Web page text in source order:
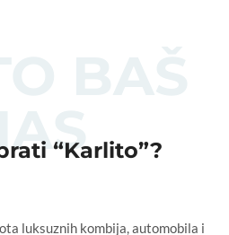
“Karlito”?
luksuznih kombija, automobila i